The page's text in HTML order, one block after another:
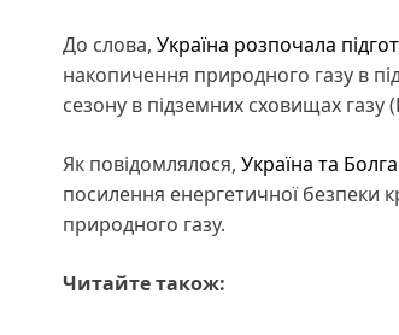
До слова, Україна розпочала
накопичення природного газу в
сезону в підземних сховищах
Як повідомлялося, Україна та
посилення енергетичної безпеки
природного газу.
Читайте також: